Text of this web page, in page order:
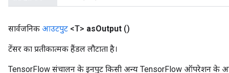
सार्वजनिक आउटपुट <T> asOutput ()
टेंसर का प्रतीकात्मक हैंडल लौटाता है।
TensorFlow संचालन के इनपुट किसी अन्य TensorFlow ऑपरेशन के